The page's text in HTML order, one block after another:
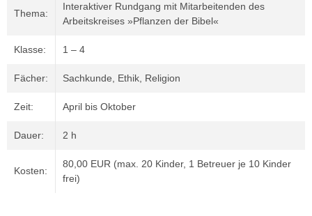
Thema:
Interaktiver Rundgang mit Mitarbeitenden des
Arbeitskreises »Pflanzen der Bibel«
Klasse: 1 – 4
Fächer: Sachkunde, Ethik, Religion
Zeit: April bis Oktober
Dauer: 2 h
Kosten:
80,00 EUR (max. 20 Kinder, 1 Betreuer je 10 Kinder
frei)